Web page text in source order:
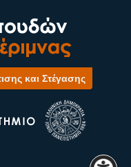
και Στέγασης